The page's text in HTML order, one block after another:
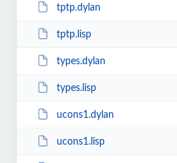
tptp.dylan
tptp.lisp
types.dylan
types.lisp
ucons1.dylan
ucons1.lisp